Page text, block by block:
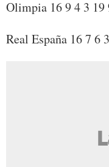
Olimpia 16 9 4 3 19
Real España 16 7 6